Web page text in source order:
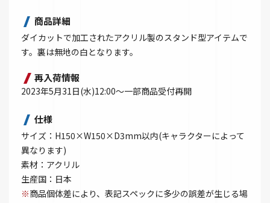
商品詳細
ダイカットで加工されたアクリル製のスタンド型アイテムで
す。裏は無地の白となります。
再入荷情報
2023年5月31日(水)12:00～一部商品受付再開
仕様
サイズ：H150×W150×D3mm以内(キャラクターによって
異なります)
素材：アクリル
生産国：日本
※商品個体差により、表記スペックに多少の誤差が生じる場